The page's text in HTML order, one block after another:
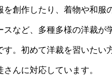
創作したり、着物や和服
スなど、多種多様の洋裁が
。初めて洋裁を習いたい
んに対応しています。